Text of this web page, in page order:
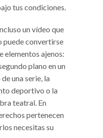
tus condiciones.
un vídeo que
puede convertirse
elementos ajenos:
plano en un
una serie, la
deportivo o la
teatral. En
pertenecen
necesitas su